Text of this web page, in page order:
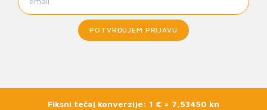
POTVRĐUJEM PRIJAVU
Fiksni tečaj konverzije: 1 € = 7,53450 kn